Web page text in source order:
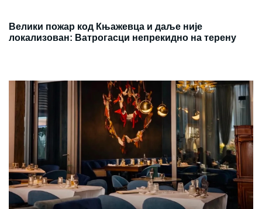
Велики пожар код Књажевца и даље није
локализован: Ватрогасци непрекидно на терену